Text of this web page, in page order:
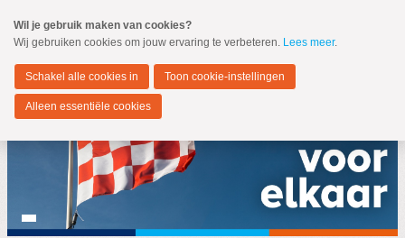
naar
Spring
de
inhoud
Spring
naar
hoofdmenu
Noord-Brabant
MENU
Wil je gebruik maken van cookies?
Wij gebruiken cookies om jouw ervaring te verbeteren. Lees meer.
Schakel alle cookies in Toon cookie-instellingen
Alleen essentiële cookies